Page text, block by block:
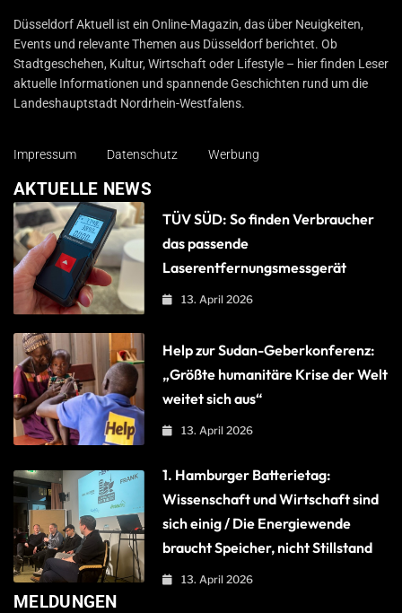
Düsseldorf Aktuell
Düsseldorf Aktuell ist ein Online-Magazin, das über Neuigkeiten,
Events und relevante Themen aus Düsseldorf berichtet. Ob
Stadtgeschehen, Kultur, Wirtschaft oder Lifestyle – hier finden Leser
aktuelle Informationen und spannende Geschichten rund um die
Landeshauptstadt Nordrhein-Westfalens.
Impressum Datenschutz Werbung
AKTUELLE NEWS
TÜV SÜD: So finden Verbraucher
das passende
Laserentfernungsmessgerät
13. April 2026
Help zur Sudan-Geberkonferenz:
„Größte humanitäre Krise der Welt
weitet sich aus“
13. April 2026
1. Hamburger Batterietag:
Wissenschaft und Wirtschaft sind
sich einig / Die Energiewende
braucht Speicher, nicht Stillstand
13. April 2026
MELDUNGEN